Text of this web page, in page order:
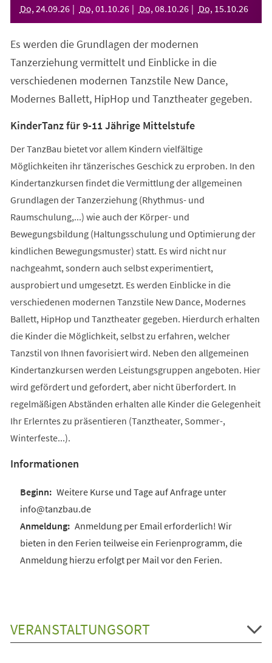
Do, 24.09.26 Do, 01 .10.26 Do, 08.10.26 Do, 15.10.26
Es werden die Grundlagen der modernen
Tanzerziehung vermittelt und Einblicke in die
verschiedenen modernen Tanzstile New Dance,
Modernes Ballett, HipHop und Tanztheater gegeben.
KinderTanz für 9-11 Jährige Mittelstufe
Der TanzBau bietet vor allem Kindern vielfältige
Möglichkeiten ihr tänzerisches Geschick zu erproben. In den
Kindertanzkursen findet die Vermittlung der allgemeinen
Grundlagen der Tanzerziehung (Rhythmus- und
Raumschulung,...) wie auch der Körper- und
Bewegungsbildung (Haltungsschulung und Optimierung der
kindlichen Bewegungsmuster) statt. Es wird nicht nur
nachgeahmt, sondern auch selbst experimentiert,
ausprobiert und umgesetzt. Es werden Einblicke in die
verschiedenen modernen Tanzstile New Dance, Modernes
Ballett, HipHop und Tanztheater gegeben. Hierdurch erhalten
die Kinder die Möglichkeit, selbst zu erfahren, welcher
Tanzstil von Ihnen favorisiert wird. Neben den allgemeinen
Kindertanzkursen werden Leistungsgruppen angeboten. Hier
wird gefördert und gefordert, aber nicht überfordert. In
regelmäßigen Abständen erhalten alle Kinder die Gelegenheit
Ihr Erlerntes zu präsentieren (Tanztheater, Sommer-,
Winterfeste...).
Informationen
Weitere Kurse und Tage auf Anfrage unter
info@tanzbau.de
Anmeldung per Email erforderlich! Wir
bieten in den Ferien teilweise ein Ferienprogramm, die
Anmeldung hierzu erfolgt per Mail vor den Ferien.
VERANSTALTUNGSORT